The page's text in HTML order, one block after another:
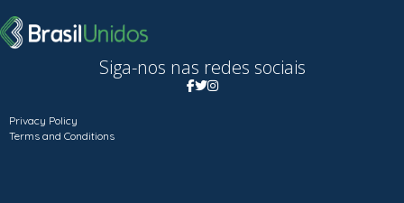
Siga-nos nas redes sociais
Privacy Policy
Terms and Conditions